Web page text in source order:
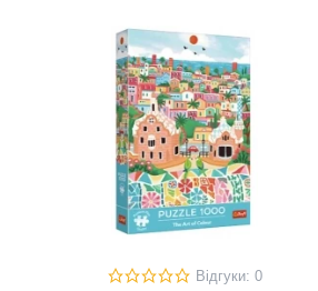
Відгуки: 0